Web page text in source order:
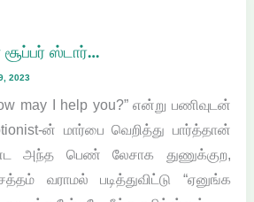
ஸ்டார்…
2023
may I help you?” என்று பணிவுடன்
ன் மார்பை வெறித்து பார்த்தான்
அந்த பெண் லேசாக துணுக்குற,
வராமல் படித்துவிட்டு “ஏனுங்க